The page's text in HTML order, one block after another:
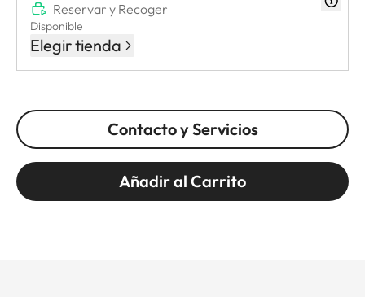
Reservar y Recoger
Disponible
Elegir tienda
Contacto y Servicios
Añadir al Carrito